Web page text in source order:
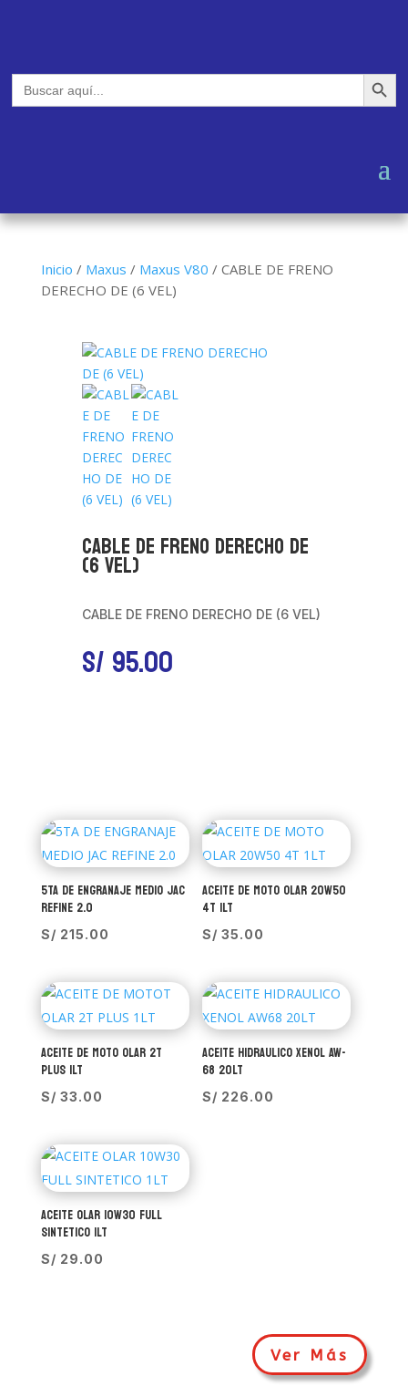
Buscar: Botón de
Inicio / Maxus / Maxus V80 / CABLE DE FRENO
DERECHO DE (6 VEL)
CABLE DE FRENO DERECHO DE
(6 VEL)
CABLE DE FRENO DERECHO DE (6 VEL)
S/95.00
5TA DE ENGRANAJE MEDIO JAC
REFINE 2.0
S/ 215.00
ACEITE DE MOTO OLAR 20W50
4T 1LT
S/ 35.00
ACEITE DE MOTO OLAR 2T
PLUS 1LT
S/ 33.00
ACEITE HIDRAULICO XENOL AW-
68 20LT
S/ 226.00
ACEITE OLAR 10W30 FULL
SINTETICO 1LT
S/ 29.00
Ver Más